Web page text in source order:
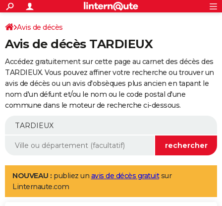
ACTUALITÉS
Politique
Société
Faits Divers
Education
Monde
Villes
+
SPORT
Coupe du monde 2026
Football
Tennis
Cyclisme
Rugby
Forum
Programme TV
TNT
Streaming
Cinéma
Sorties cinéma
Musique
+FINANCE
Retraite
Epargne
Immobilier
Risques naturels par ville
Banque
Assurance
AUTO
Essais
Réserver un essai
Citadines
Berlines
SUV
Forum auto
+
Mobiles
Meilleur smartphone
Internet
Ordinateurs
Jeux vidéo
Guide high-tech
Aménagement intérieur
LIFESTYLE
Art de vivre
Bien-être
Loisirs
Mode
Modes de vie
Avis de décès
Avis de décès TARDIEUX
Accédez gratuitement sur cette page au carnet des décès des
TARDIEUX. Vous pouvez affiner votre recherche ou trouver un
avis de décès ou un avis d'obsèques plus ancien en tapant le
nom d'un défunt et/ou le nom ou le code postal d'une
commune dans le moteur de recherche ci-dessous.
NOUVEAU : publiez un avis de décès gratuitsur
Linternaute.com